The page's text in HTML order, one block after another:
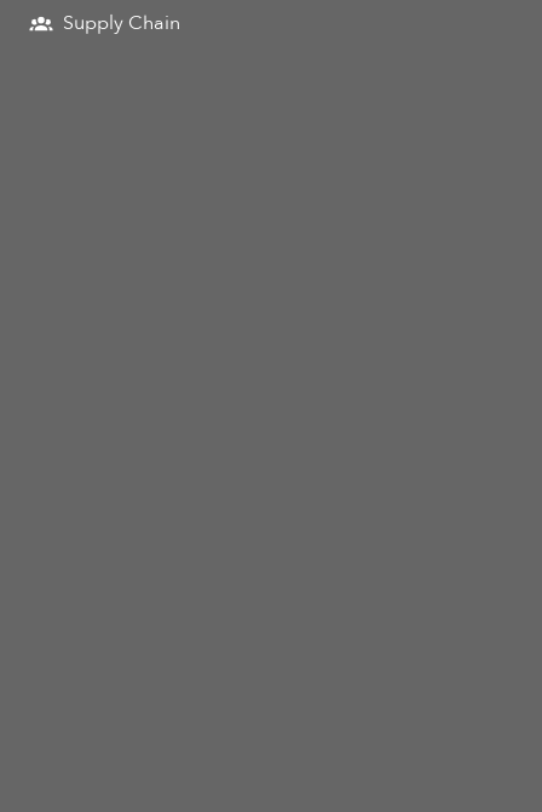
Supply Chain